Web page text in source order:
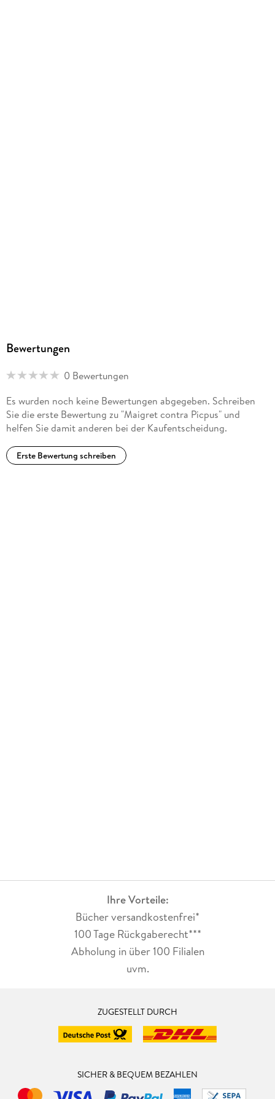
Bewertungen
0 Bewertungen
Es wurden noch keine Bewertungen abgegeben. Schreiben
Sie die erste Bewertung zu "Maigret contra Picpus" und
helfen Sie damit anderen bei der Kaufentscheidung.
Erste Bewertung schreiben
Ihre Vorteile:
Bücher versandkostenfrei*
100 Tage Rückgaberecht***
Abholung in über 100 Filialen
uvm.
ZUGESTELLT DURCH
SICHER & BEQUEM BEZAHLEN